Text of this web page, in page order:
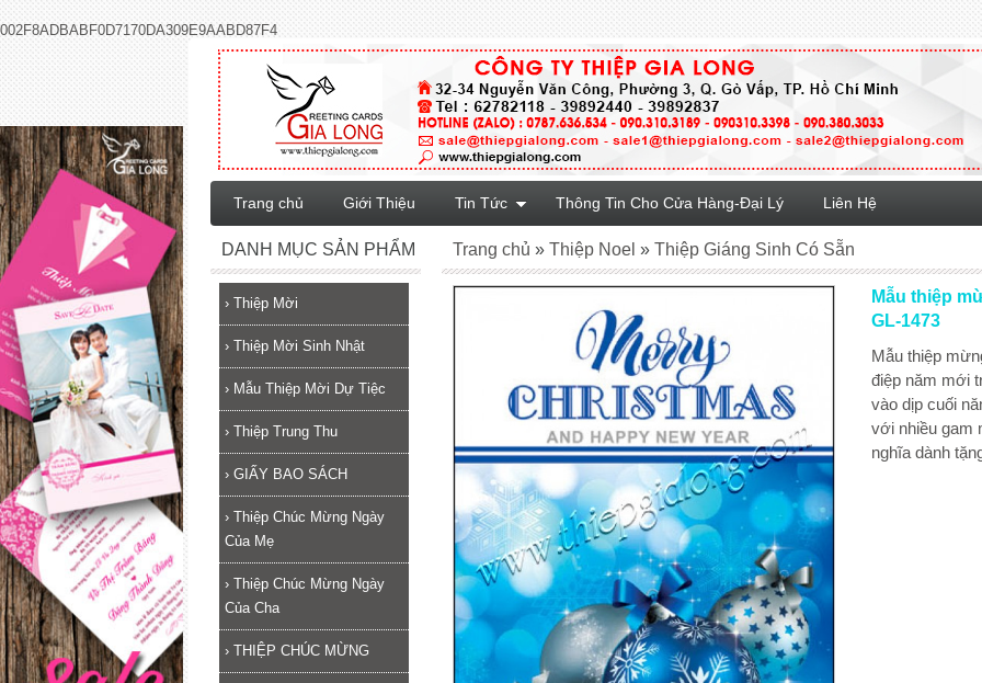
002F8ADBABF0D7170DA309E9AABD87F4
Mẫu thiệp
GL-1473
Mẫu thiệp
điệp năm mới
vào dịp cuối
với nhiều gam
nghĩa dành
Trang chủ »Thiệp Noel »Thiệp Giáng Sinh Có Sẵn
DANH MỤC SẢN PHẨM
› Thiệp Mời
› Thiệp Mời Sinh Nhật
› Mẫu Thiệp Mời Dự Tiệc
› Thiệp Trung Thu
› GIẤY BAO SÁCH
› Thiệp Chúc Mừng Ngày
Của Mẹ
› Thiệp Chúc Mừng Ngày
Của Cha
› THIỆP CHÚC MỪNG
Trang chủ Giới Thiệu Tin Tức Thông Tin Cho Cửa Hàng-Đại Lý Liên Hệ